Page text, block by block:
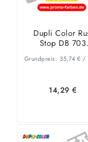
Dupli Color
Stop DB 703
Eisenglimmer
Grundpreis: 35,74 €/
14,29€